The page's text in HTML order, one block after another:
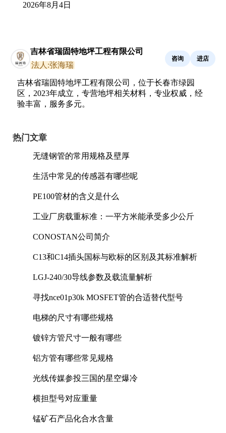
2026年8月4日
吉林省瑞固特地坪工程有限公司
法人:张海瑞
咨询 进店
吉林省瑞固特地坪工程有限公司，位于长春市绿园
区，2023年成立，专营地坪相关材料，专业权威，经
验丰富，服务多元。
热门文章
无缝钢管的常用规格及壁厚
生活中常见的传感器有哪些呢
PE100管材的含义是什么
工业厂房载重标准：一平方米能承受多少公斤
CONOSTAN公司简介
C13和C14插头国标与欧标的区别及其标准解析
LGJ-240/30导线参数及载流量解析
寻找nce01p30k MOSFET管的合适替代型号
电梯的尺寸有哪些规格
镀锌方管尺寸一般有哪些
铝方管有哪些常见规格
光线传媒参投三国的星空爆冷
横担型号对应重量
锰矿石产品化合水含量